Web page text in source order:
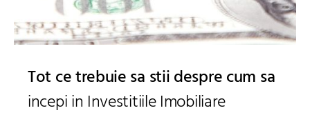
Tot ce trebuie sa stii despre cum sa
incepi in Investitiile Imobiliare